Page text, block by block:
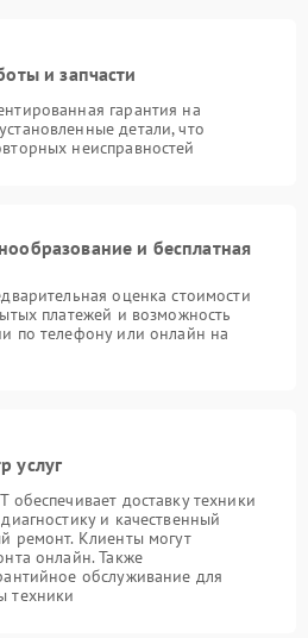
и запчасти
гарантия на
детали, что
неисправностей
и бесплатная
оценка стоимости
платежей и возможность
по телефону или онлайн на
услуг
доставку техники
и качественный
ремонт. Клиенты могут
онлайн. Также
обслуживание для
техники